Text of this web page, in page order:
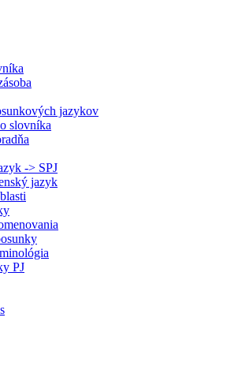
jazykov
slovníka
-> SPJ
jazyk
PJ